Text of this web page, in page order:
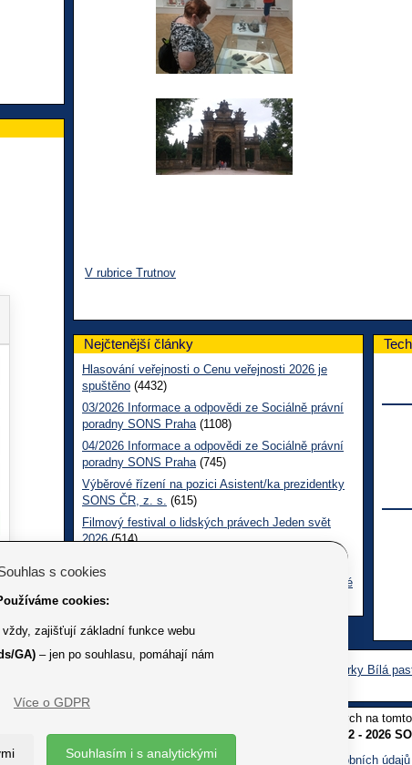
V rubrice Trutnov
Nejčtenější články
Hlasování veřejnosti o Cenu veřejnosti 2026 je
spuštěno (4432)
03/2026 Informace a odpovědi ze Sociálně právní
poradny SONS Praha (1108)
04/2026 Informace a odpovědi ze Sociálně právní
poradny SONS Praha (745)
Výběrové řízení na pozici Asistent/ka prezidentky
SONS ČR, z. s. (615)
Filmový festival o lidských právech Jeden svět
2026(514)
05/2026 Informace a odpovědi na dotazy z pražské
Sociálně právní poradny SONS
Facebook sbírky Bílá
K jakémukoliv užití textů a obrázků uvedených na
Copyright © 2012 - 2026
Ochrana osobních
s cookies
cookies:
zajišťují základní funkce webu
GA) – jen po souhlasu, pomáhají nám
Více o GDPR
Souhlasím i s analytickými